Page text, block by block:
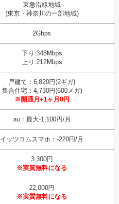
東急沿線地域
(東京・神奈川の一部地域)
2Gbps
下り:348Mbps
上り:212Mbps
戸建て：6,820円(2ギガ)
集合住宅：4,730円(600メガ)
※開通月+1ヶ月0円
au：最大-1,100円/月
イッツコムスマホ：-220円/月
3,300円
※実質無料になる
22,000円
※実質無料になる